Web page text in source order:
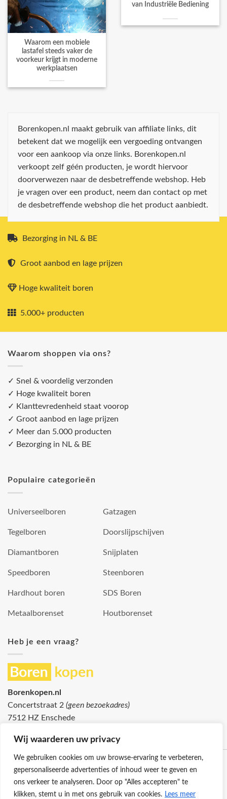
Wij waarderen uw privacy
We gebruiken cookies om uw browse-ervaring te verbeteren,
gepersonaliseerde advertenties of inhoud weer te geven en
ons verkeer te analyseren. Door op "Alles accepteren" te
klikken, stemt u in met ons gebruik van cookies. Lees meer
Waarom een mobiele
lastafel steeds vaker de
voorkeur krijgt in moderne
werkplaatsen
van Industriële Bediening
Borenkopen.nl maakt gebruik van affiliate links, dit
betekent dat we mogelijk een vergoeding ontvangen
voor een aankoop via onze links. Borenkopen.nl
verkoopt zelf géén producten, je wordt hiervoor
doorverwezen naar de desbetreffende webshop. Heb
je vragen over een product, neem dan contact op met
de desbetreffende webshop die het product aanbiedt.
Bezorging in NL & BE
Groot aanbod en lage prijzen
Hoge kwaliteit boren
5.000+ producten
Waarom shoppen via ons?
✓ Snel & voordelig verzonden
✓ Hoge kwaliteit boren
✓ Klanttevredenheid staat voorop
✓ Groot aanbod en lage prijzen
✓ Meer dan 5.000 producten
✓ Bezorging in NL & BE
Populaire categorieën
Universeelboren
Tegelboren
Diamantboren
Speedboren
Hardhout boren
Metaalborenset
Gatzagen
Doorslijpschijven
Snijplaten
Steenboren
SDS Boren
Houtborenset
Heb je een vraag?
Borenkopen.nl
Concertstraat 2 (geen bezoekadres)
7512 HZ Enschede